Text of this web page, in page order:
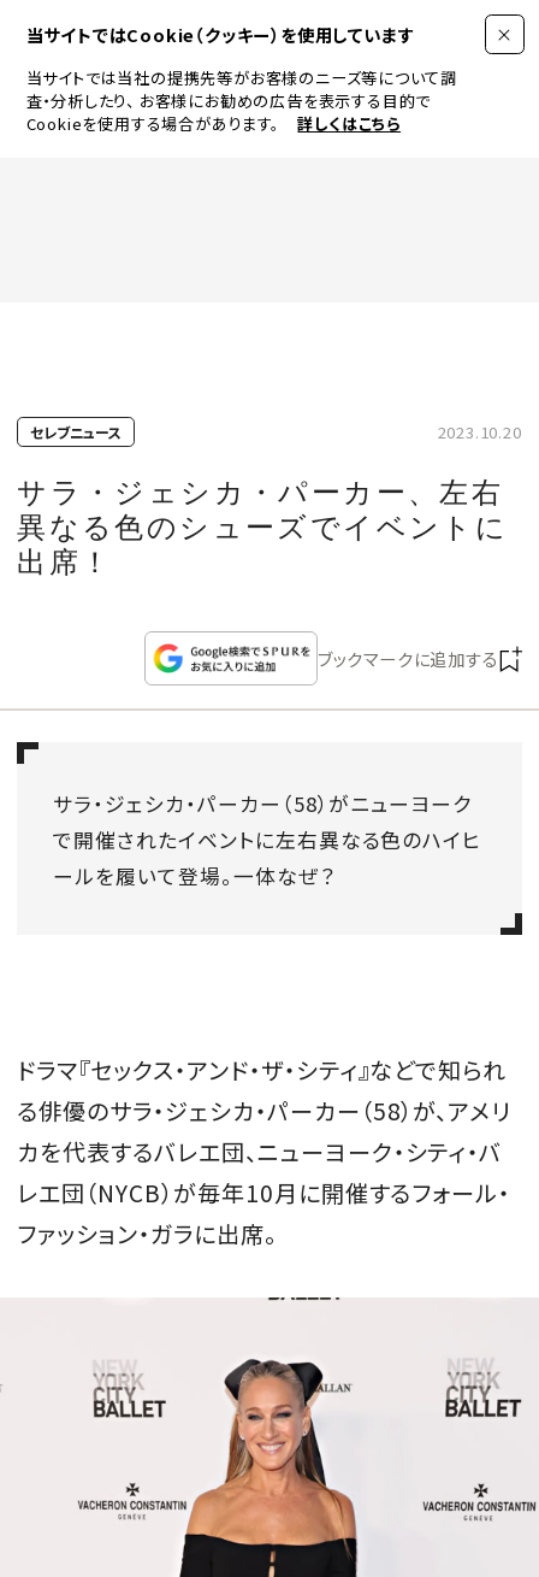
当サイトではCookie（クッキー）を使用しています
当サイトでは当社の提携先等がお客様のニーズ等について調
査・分析したり、 お客様にお勧めの広告を表示する目的で
Cookieを使用する場合があります。
詳しくはこちら
JEWELRY & WATCH
LIFESTYLE
CULTURE
CELEBRITY
WEDDING
FORTUNE
会員登録
Log in or Sign up
SPUR読者のためのメンバーシッププログラム
ログイン・新規会員登録
FOLLOW US
セレブニュース 2023.10.20
サラ・ジェシカ・パーカー、左右
異なる色のシューズでイベントに
出席！
ブックマークに追加する
サラ・ジェシカ・パーカー（58）がニューヨーク
で開催されたイベントに左右異なる色のハイヒ
ールを履いて登場。一体なぜ？
ドラマ『セックス・アンド・ザ・シティ』などで知られ
る俳優のサラ・ジェシカ・パーカー（58）が、アメリ
カを代表するバレエ団、ニューヨーク・シティ・バ
レエ団（NYCB）が毎年10月に開催するフォール・
ファッション・ガラに出席。